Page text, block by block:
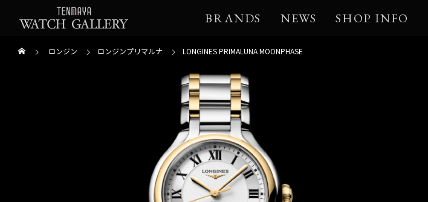
BRANDS NEWS SHOP INFO
ロンジン ロンジンプリマルナ LONGINES PRIMALUNA MOONPHASE